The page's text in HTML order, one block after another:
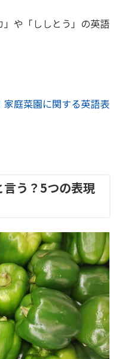
」や「ししとう」の英語
庭菜園に関する英語表
言う？5つの表現